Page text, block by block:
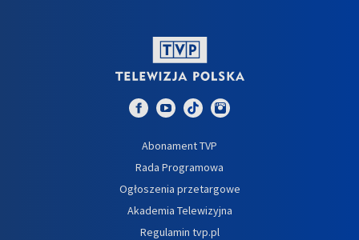
Abonament TVP
Rada Programowa
Ogłoszenia przetargowe
Akademia Telewizyjna
Regulamin tvp.pl